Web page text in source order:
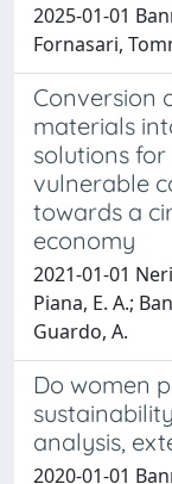
2025-01-01
Fornasari,
Conversion
materials
solutions
vulnerable
towards a
economy
2021-01-01
Piana, E. A.;
Guardo, A.
Do women
analysis,
2020-01-01